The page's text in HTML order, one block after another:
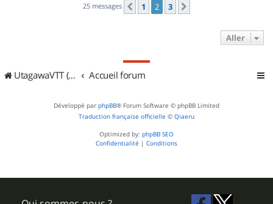
25 messages Précédent
1 2 3
Aller
UtagawaVTT (Randos VTT et VTTAE avec traces GPS) Accueil forum
Développé par phpBB® Forum Software © phpBB Limited
Traduction française officielle © Qiaeru
Optimized by: phpBB SEO
Confidentialité | Conditions